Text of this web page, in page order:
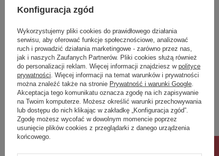
Produkty w serii
Właściwości
Marka
SAPHO
Seria
RETRO
Rozmiar
60x120x38 cm
Szerokość
600 mm
oczekiwania na dostawę z
Gwarancja w miesiącach 24
kolor brązowy
Zobacz również
Poprzedni z tej kategorii Następny z tej kategorii
Konfiguracja zgód
Wykorzystujemy pliki cookies do prawidłowego działania
serwisu, aby oferować funkcje społecznościowe, analizować
ruch i prowadzić działania marketingowe - zarówno przez nas,
jak i naszych Zaufanych Partnerów. Pliki cookies służą również
do personalizacji reklam. Więcej informacji znajdziesz w polityce
prywatności . Więcej informacji na temat warunków i prywatności
można znaleźć także na stronie Prywatność i warunki Google
Akceptacja tego komunikatu oznacza zgodę na ich zapisywanie
na Twoim komputerze. Możesz określić warunki przechowywania
lub dostępu do nich klikając w zakładkę „Konfiguracja zgód”.
Zgodę możesz wycofać w dowolnym momencie poprzez
usunięcie plików cookies z przeglądarki z danego urządzenia
końcowego.